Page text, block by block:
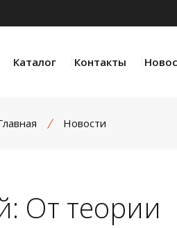
Каталог Контакты
Новости
От теории